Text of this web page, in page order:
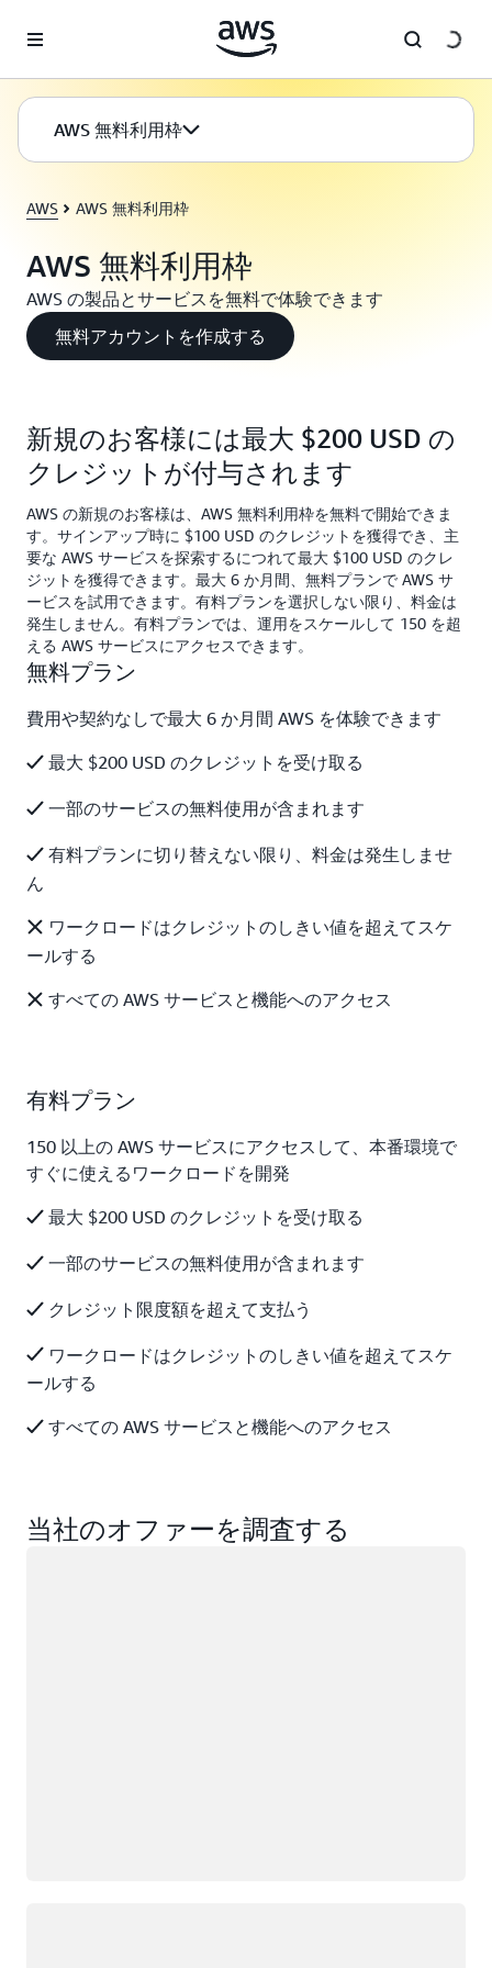
AWS 無料利用枠
AWS AWS 無料利用枠
AWS 無料利用枠
AWS の製品とサービスを無料で体験できます
無料アカウントを作成する
新規のお客様には最大 $200 USD の
クレジットが付与されます
AWS の新規のお客様は、AWS 無料利用枠を無料で開始できま
す。サインアップ時に $100 USD のクレジットを獲得でき、主
要な AWS サービスを探索するにつれて最大 $100 USD のクレ
ジットを獲得できます。最大 6 か月間、無料プランで AWS サ
ービスを試用できます。有料プランを選択しない限り、料金は
発生しません。有料プランでは、運用をスケールして 150 を超
える AWS サービスにアクセスできます。
無料プラン
費用や契約なしで最大 6 か月間 AWS を体験できます
最大 $200 USD のクレジットを受け取る
一部のサービスの無料使用が含まれます
有料プランに切り替えない限り、料金は発生しませ
ん
ワークロードはクレジットのしきい値を超えてスケ
ールする
すべての AWS サービスと機能へのアクセス
有料プラン
150 以上の AWS サービスにアクセスして、本番環境で
すぐに使えるワークロードを開発
最大 $200 USD のクレジットを受け取る
一部のサービスの無料使用が含まれます
クレジット限度額を超えて支払う
ワークロードはクレジットのしきい値を超えてスケ
ールする
すべての AWS サービスと機能へのアクセス
当社のオファーを調査する